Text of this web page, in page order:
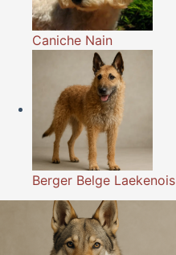
Caniche Nain
Berger Belge Laekenois